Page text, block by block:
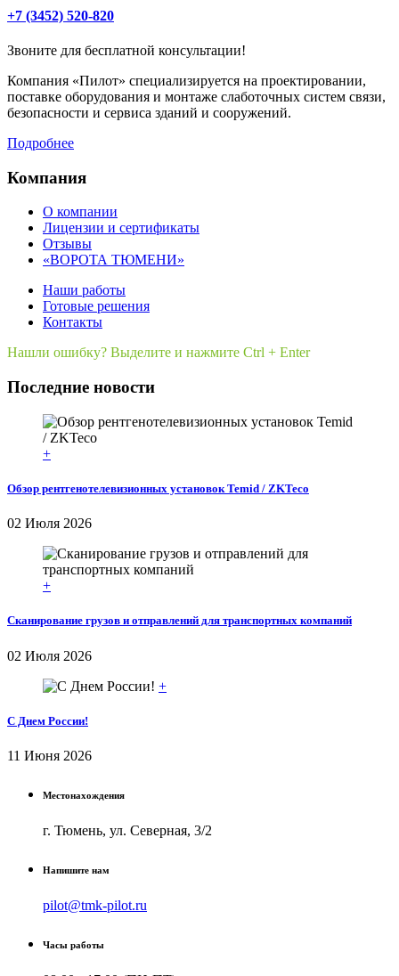
+7 (3452) 520-820
Звоните для бесплатной консультации!
Компания «Пилот» специализируется на проектировании,
поставке оборудования и монтаже слаботочных систем связи,
безопасности и сервиса зданий и сооружений.
Подробнее
Компания
О компании
Лицензии и сертификаты
Отзывы
«ВОРОТА ТЮМЕНИ»
Наши работы
Готовые решения
Контакты
Нашли ошибку? Выделите и нажмите Ctrl + Enter
Последние новости
+
Обзор рентгенотелевизионных установок Temid / ZKTeco
02 Июля 2026
+
Сканирование грузов и отправлений для транспортных компаний
02 Июля 2026
+
С Днем России!
11 Июня 2026
Местонахождения
г. Тюмень, ул. Северная, 3/2
Напишите нам
pilot@tmk-pilot.ru
Часы работы